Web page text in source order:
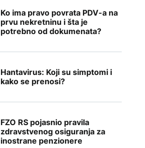
Ko ima pravo povrata PDV-a na
prvu nekretninu i šta je
potrebno od dokumenata?
Hantavirus: Koji su simptomi i
kako se prenosi?
FZO RS pojasnio pravila
zdravstvenog osiguranja za
inostrane penzionere